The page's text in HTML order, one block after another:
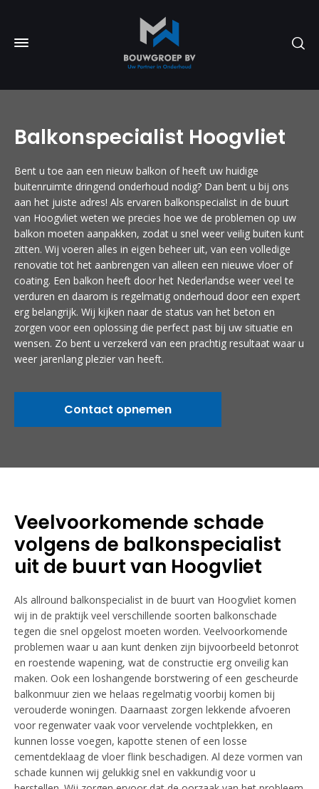
Balkonspecialist Hoogvliet
Bent u toe aan een nieuw balkon of heeft uw huidige
buitenruimte dringend onderhoud nodig? Dan bent u bij ons
aan het juiste adres! Als ervaren balkonspecialist in de buurt
van Hoogvliet weten we precies hoe we de problemen op uw
balkon moeten aanpakken, zodat u snel weer veilig buiten kunt
zitten. Wij voeren alles in eigen beheer uit, van een volledige
renovatie tot het aanbrengen van alleen een nieuwe vloer of
coating. Een balkon heeft door het Nederlandse weer veel te
verduren en daarom is regelmatig onderhoud door een expert
erg belangrijk. Wij kijken naar de status van het beton en
zorgen voor een oplossing die perfect past bij uw situatie en
wensen. Zo bent u verzekerd van een prachtig resultaat waar u
weer jarenlang plezier van heeft.
Contact opnemen
Veelvoorkomende schade
volgens de balkonspecialist
uit de buurt van Hoogvliet
Als allround balkonspecialist in de buurt van Hoogvliet komen
wij in de praktijk veel verschillende soorten balkonschade
tegen die snel opgelost moeten worden. Veelvoorkomende
problemen waar u aan kunt denken zijn bijvoorbeeld betonrot
en roestende wapening, wat de constructie erg onveilig kan
maken. Ook een loshangende borstwering of een gescheurde
balkonmuur zien we helaas regelmatig voorbij komen bij
verouderde woningen. Daarnaast zorgen lekkende afvoeren
voor regenwater vaak voor vervelende vochtplekken, en
kunnen losse voegen, kapotte stenen of een losse
cementdeklaag de vloer flink beschadigen. Al deze vormen van
schade kunnen wij gelukkig snel en vakkundig voor u